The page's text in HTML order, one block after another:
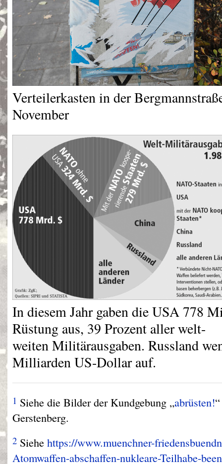
Verteilerkasten in der
November
In diesem Jahr gaben dieUSA778
Rüstung aus, 39 Prozent aller welt-
weiten Militärausgaben. Russland
Milliarden US-Dollar auf.
1 Siehe die Bilder der Kundgebung „abrüsten!
Gerstenberg.
2 Siehe https://www.muenchner-
Atomwaffen-abschaffen-nukleare-Teilhabe-